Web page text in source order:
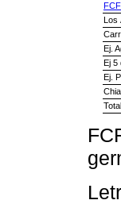
FCF
Los
Ej.
Ej 5
Ej.
Total